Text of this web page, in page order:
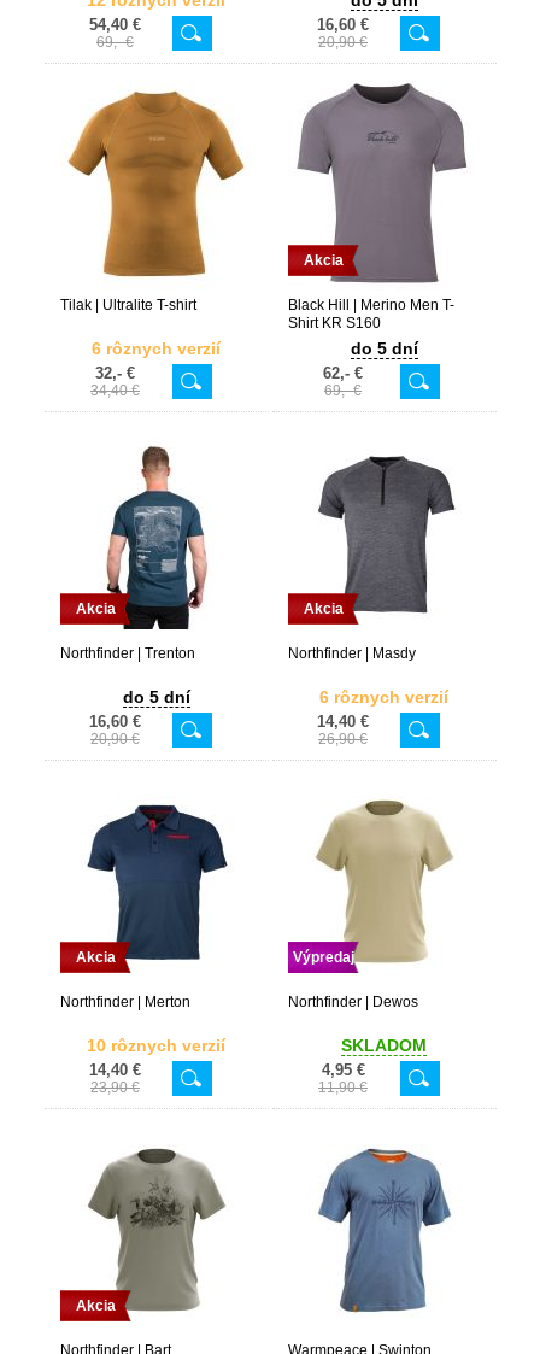
54,40 €
69,- €
16,60 €
20,90 €
Tilak | Ultralite T-shirt
6 rôznych verzií
32,- €
34,40 €
Akcia
Black Hill | Merino Men T-
Shirt KR S160
do 5 dní
62,- €
69,- €
Akcia
Northfinder | Trenton
do 5 dní
16,60 €
20,90 €
Akcia
Northfinder | Masdy
6 rôznych verzií
14,40 €
26,90 €
Akcia
Northfinder | Merton
10 rôznych verzií
14,40 €
23,90 €
Výpredaj
Northfinder | Dewos
SKLADOM
4,95 €
11,90 €
Akcia
Northfinder | Bart Warmpeace | Swinton